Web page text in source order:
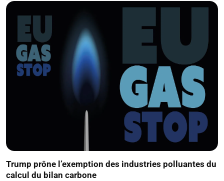
Trump prône l’exemption des industries polluantes du
calcul du bilan carbone